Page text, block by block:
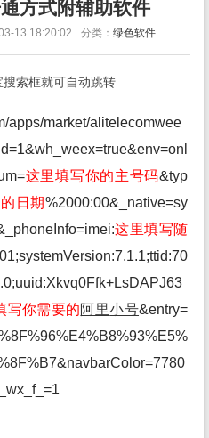
方式附辅助软件
13 18:20:02 分类： 绿色软件
搜索框就可自动跳转
apps/market/alitelecomwee
这里填写你的主号码&typ
日期%2000:00&_native=sy
这里填写随
写你需要的阿里小号&entry=